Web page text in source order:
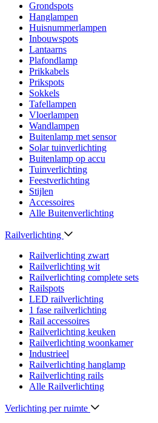
Grondspots
Hanglampen
Huisnummerlampen
Inbouwspots
Lantaarns
Plafondlamp
Prikkabels
Prikspots
Sokkels
Tafellampen
Vloerlampen
Wandlampen
Buitenlamp met sensor
Solar tuinverlichting
Buitenlamp op accu
Tuinverlichting
Feestverlichting
Stijlen
Accessoires
Alle Buitenverlichting
Railverlichting
Railverlichting zwart
Railverlichting wit
Railverlichting complete sets
Railspots
LED railverlichting
1 fase railverlichting
Rail accessoires
Railverlichting keuken
Railverlichting woonkamer
Industrieel
Railverlichting hanglamp
Railverlichting rails
Alle Railverlichting
Verlichting per ruimte